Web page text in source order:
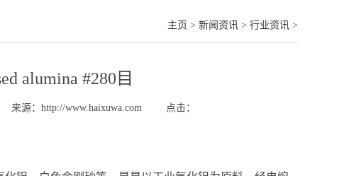
主页 > 新闻资讯 > 行业资讯 >
alumina #280目
来源：http://www.haixuwa.com 点击：